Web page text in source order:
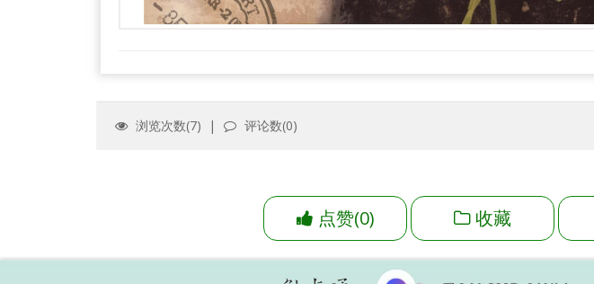
浏览次数(7) | 评论数(0)
点赞(0) 收藏